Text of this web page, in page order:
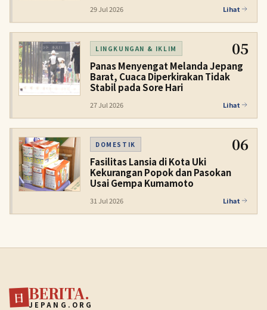
29 Jul 2026 Lihat
LINGKUNGAN & IKLIM 05
Panas Menyengat Melanda Jepang
Barat, Cuaca Diperkirakan Tidak
Stabil pada Sore Hari
27 Jul 2026 Lihat
DOMESTIK 06
Fasilitas Lansia di Kota Uki
Kekurangan Popok dan Pasokan
Usai Gempa Kumamoto
31 Jul 2026 Lihat
日 BERITA.
JEPANG.ORG